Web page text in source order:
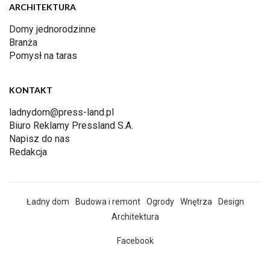
ARCHITEKTURA
Domy jednorodzinne
Branża
Pomysł na taras
KONTAKT
ladnydom@press-land.pl
Biuro Reklamy Pressland S.A.
Napisz do nas
Redakcja
Ładny dom Budowa i remont Ogrody Wnętrza
Design
Architektura
Facebook